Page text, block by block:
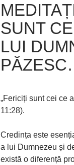
SUNT
LUI
„Fericiți sunt cei ce
11:28).
Credința este
a lui Dumnezeu și
există o diferență